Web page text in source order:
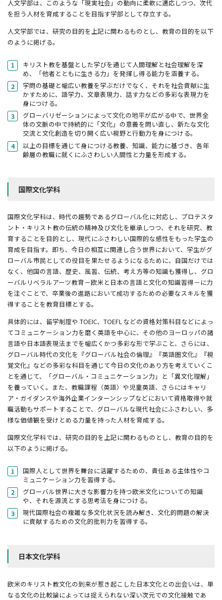
人文学部は、このような「現実社会」の動向に柔軟に適応しつつ、次代
を担う人材を育成することを目指す学部として存立する。
人文学部では、研究の目的を上記に関わるものとし、教育の目的を以下
のように掲げる。
キリスト教を基盤とした学びを通じて人間理解と社会理解を深
め、「他者とともに生きる力」を発揮し得る能力を涵養する。
学問の基礎と幅広い教養を学ぶだけでなく、それを社会貢献に生
かすために、語学力、文章表現力、話す力などの多彩な表現力を
身につける。
グローバリゼーションによって文化の地平が広がる中で、世界全
体の文脈の中で持続的に「文化」の意義を問い直し、新たな文化
交流と文化創造を切り開く広い視野と行動力を身につける。
以上の目標を通じて身につける教養、知識、能力に基づき、各年
齢層の教職に就くにふさわしい人間性と力量を形成する。
国際文化学科
国際文化学科は、時代の趨勢であるグローバル化に対応し、プロテスタ
ント・キリスト教の伝統の精神及び文化を継承しつつ、それを研究、教
育することを目的とし、現代にふさわしい国際的な感性をもった学生の
育成を目指す。即ち、今日の相互に関連し合う世界において、学生がグ
ローバル市民としての役目を果たせるようになるために、自国だけでは
なく、他国の言語、歴史、風習、伝統、考え方等の知識も獲得し、グロ
ーバルリベラルアーツ教育－欧米と日本の言語と文化の知識習得－に力
を注ぐことで、卒業後の進路において成功するための必要なスキルを獲
得することを教育目標とする。
具体的には、留学制度や TOEIC、TOEFL などの資格対策科目などによっ
てコミュニケーション力を磨く英語を中心に、その他のヨーロッパの諸
言語や日本語表現法までを幅広くかつ多彩な形で学ぶこと、さらには、
グローバル時代の文化を『グローバル社会の倫理』『英語圏文化』『視
覚文化』などの多彩な科目を通じて今日の文化のあり方を考えていくこ
とを通じて、「グローバル・コミュニケーション力」と「異文化理解」
を養っていく。また、教職課程（英語）や児童英語、さらにはキャリ
ア・ガイダンスや海外企業インターンシップなどにおいて資格取得や就
職活動もサポートすることで、グローバルな現代社会にふさわしい、多
様な価値観を受けとめる力量を持った人材を育成する。
国際文化学科では、研究の目的を上記に関わるものとし、教育の目的を
以下のように掲げる。
国際人として世界を舞台に活躍するための、責任ある主体性やコ
ミュニケーション力を習得する。
グローバル世界に大きな影響力を持つ欧米文化についての知識
や、それを源流とする思考法を身につける。
現代国際社会の複雑な多文化状況を読み解き、文化的問題の解決
に貢献するための文化的批判力を習得する。
日本文化学科
欧米のキリスト教文化の到来が惹き起こした日本文化との出会いは、単
なる文化の比較論によっては捉えられない深い次元での文化接触であ